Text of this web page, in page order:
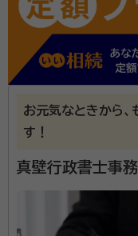
んなことでもてい
お気軽にお問い合
資格等：
所属団体：東京都行政書
お元気なときから、
す！
真壁行政書士事